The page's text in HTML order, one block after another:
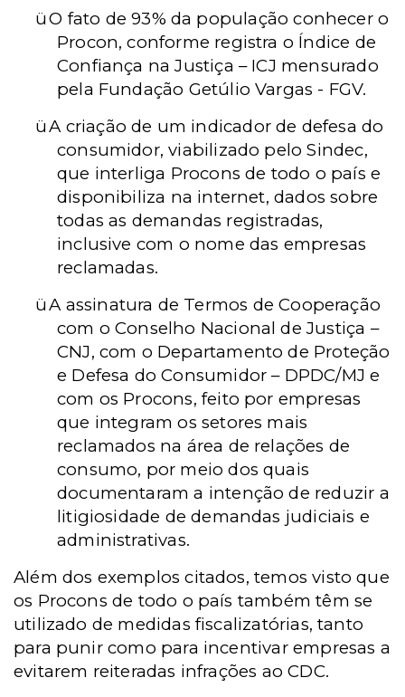
üO fato de 93% da população conhecer o
Procon, conforme registra o Índice de
Confiança na Justiça – ICJ mensurado
pela Fundação Getúlio Vargas - FGV.
üA criação de um indicador de defesa do
consumidor, viabilizado pelo Sindec,
que interliga Procons de todo o país e
disponibiliza na internet, dados sobre
todas as demandas registradas,
inclusive com o nome das empresas
reclamadas.
üA assinatura de Termos de Cooperação
com o Conselho Nacional de Justiça –
CNJ, com o Departamento de Proteção
e Defesa do Consumidor – DPDC/MJ e
com os Procons, feito por empresas
que integram os setores mais
reclamados na área de relações de
consumo, por meio dos quais
documentaram a intenção de reduzir a
litigiosidade de demandas judiciais e
administrativas.
Além dos exemplos citados, temos visto que
os Procons de todo o país também têm se
utilizado de medidas fiscalizatórias, tanto
para punir como para incentivar empresas a
evitarem reiteradas infrações ao CDC.